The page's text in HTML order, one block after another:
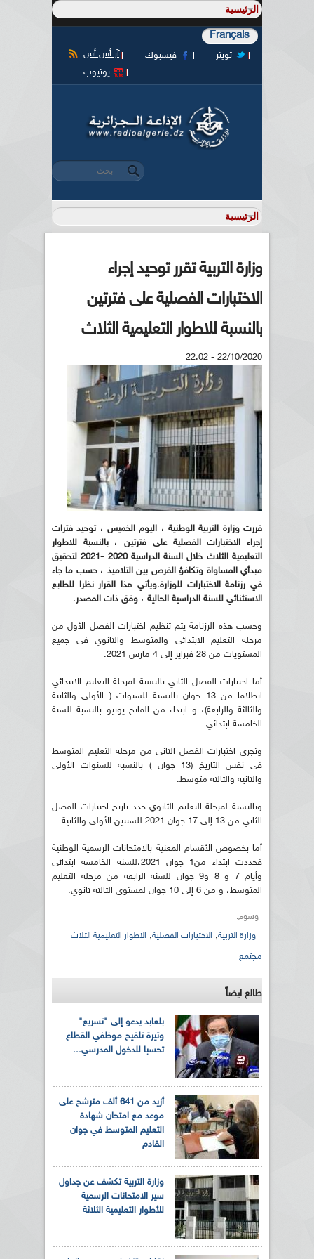
Français
آر أس أس فيسبوك
تويتر
يوتيوب
استمارة البحث
‏بحث ‏
وزارة التربية تقرر توحيد إجراء
الاختبارات الفصلية على فترتين
بالنسبة للاطوار التعليمية الثلاث
22/10/2020 - 22:02
قررت وزارة التربية الوطنية ، اليوم الخميس ، توحيد فترات
إجراء الاختبارات الفصلية على فترتين ، بالنسبة للاطوار
التعليمية الثلاث خلال السنة الدراسية 2020 -2021 لتحقيق
مبدأي المساواة وتكافؤ الفرص بين التلاميذ ، حسب ما جاء
في رزنامة الاختبارات للوزارة.ويأتي هذا القرار نظرا للطابع
الاستثنائي للسنة الدراسية الحالية ، وفق ذات المصدر.
وحسب هذه الرزنامة يتم تنظيم اختبارات الفصل الأول من
مرحلة التعليم الابتدائي والمتوسط والثانوي في جميع
المستويات من 28 فبراير إلى 4 مارس 2021.
أما اختبارات الفصل الثاني بالنسبة لمرحلة التعليم الابتدائي
انطلاقا من 13 جوان بالنسبة للسنوات ( الأولى والثانية
والثالثة والرابعة)، و ابتداء من الفاتح يونيو بالنسبة للسنة
الخامسة ابتدائي.
وتجرى اختبارات الفصل الثاني من مرحلة التعليم المتوسط
في نفس التاريخ (13 جوان ) بالنسبة للسنوات الأولى
والثانية والثالثة متوسط.
وبالنسبة لمرحلة التعليم الثانوي حدد تاريخ اختبارات الفصل
الثاني من 13 إلى 17 جوان 2021 للسنتين الأولى والثانية.
أما بخصوص الأقسام المعنية بالامتحانات الرسمية الوطنية
فحددت ابتداء من1 جوان 2021،للسنة الخامسة ابتدائي
وأيام 7 و 8 و9 جوان للسنة الرابعة من مرحلة التعليم
المتوسط، و من 6 إلى 10 جوان لمستوى الثالثة ثانوي.
وسوم:
وزارة التربية, الاختبارات الفصلية, الاطوار التعليمية الثلاث
مجتمع
طالع ايضاً
بلعابد يدعو إلى "تسريع"
وتيرة تلقيح موظفي القطاع
تحسبا للدخول المدرسي...
أزيد من 641 ألف مترشح على
موعد مع امتحان شهادة
التعليم المتوسط في جوان
القادم
وزارة التربية تكشف عن جداول
سير الامتحانات الرسمية
للأطوار التعليمية الثلاثة